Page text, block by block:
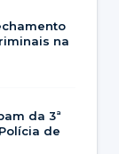
na
da 3ª
de